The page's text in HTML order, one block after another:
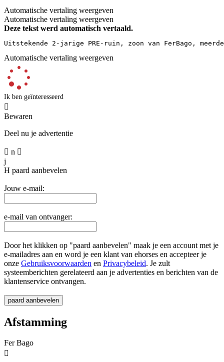
Automatische vertaling weergeven
Automatische vertaling weergeven
Deze tekst werd automatisch vertaald.
Uitstekende 2-jarige PRE-ruin, zoon van FerBago,
Automatische vertaling weergeven
Ik ben geïnteresseerd

Bewaren
Deel nu je advertentie
 n 
j
H paard aanbevelen
Jouw e-mail:
e-mail van ontvanger:
Door het klikken op "paard aanbevelen" maak je een account met je
e-mailadres aan en word je een klant van ehorses en accepteer je
onze Gebruiksvoorwaarden en Privacybeleid. Je zult
systeemberichten gerelateerd aan je advertenties en berichten van de
klantenservice ontvangen.
Afstamming
Fer Bago
